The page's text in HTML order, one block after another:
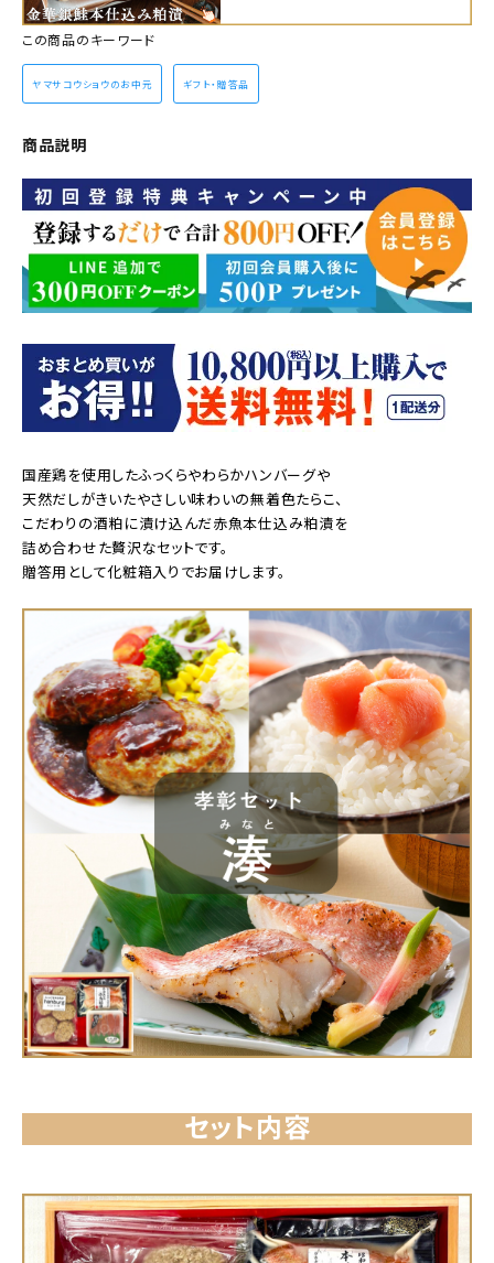
この商品のキーワード
ヤマサコウショウのお中元 ギフト・贈答品
商品説明
国産鶏を使用したふっくらやわらかハンバーグや
天然だしがきいたやさしい味わいの無着色たらこ、
こだわりの酒粕に漬け込んだ赤魚本仕込み粕漬を
詰め合わせた贅沢なセットです。
贈答用として化粧箱入りでお届けします。
セット内容